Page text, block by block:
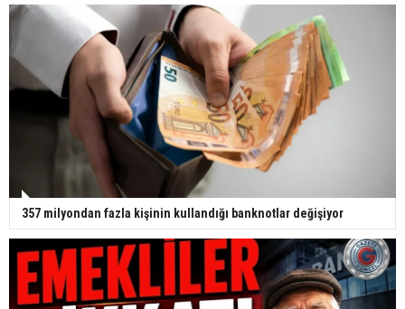
357 milyondan fazla kişinin kullandığı banknotlar değişiyor